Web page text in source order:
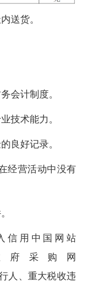
送货。
会计制度。
技术能力。
良好记录。
经营活动中没有
信用中国网站
政府采购网
人、重大税收违